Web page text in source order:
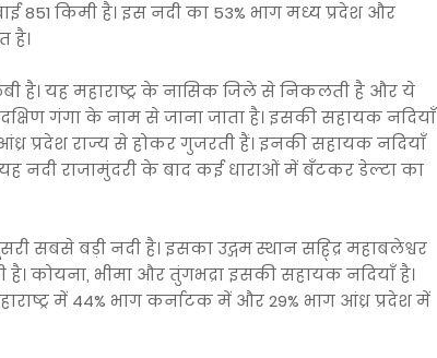
851 किमी है। इस नदी का 53% भाग मध्य प्रदेश और
है।
है। यह महाराष्ट्र के नासिक जिले से निकलती है और ये
दक्षिण गंगा के नाम से जाना जाता है। इसकी सहायक नदियाँ
आंध्र प्रदेश राज्य से होकर गुजरती हैं। इनकी सहायक नदियाँ
यह नदी राजामुंदरी के बाद कई धाराओं में बँटकर डेल्टा का
सबसे बड़ी नदी है। इसका उद्गम स्थान सह्द्रि महाबलेश्वर
कोयना, भीमा और तुंगभद्रा इसकी सहायक नदियाँ है।
में 44% भाग कर्नाटक में और 29% भाग आंध्र प्रदेश में